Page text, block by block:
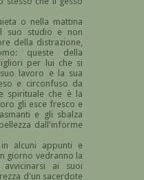
o nella mattina
suo studio e non
della distrazione,
queste della
per lui che si
lavoro e la sua
e circonfuso da
spirituale che è la
gli esce fresco e
e gli sbalza
dall'informe
alcuni appunti e
giorno vedranno la
ai suoi
d'un sacerdote